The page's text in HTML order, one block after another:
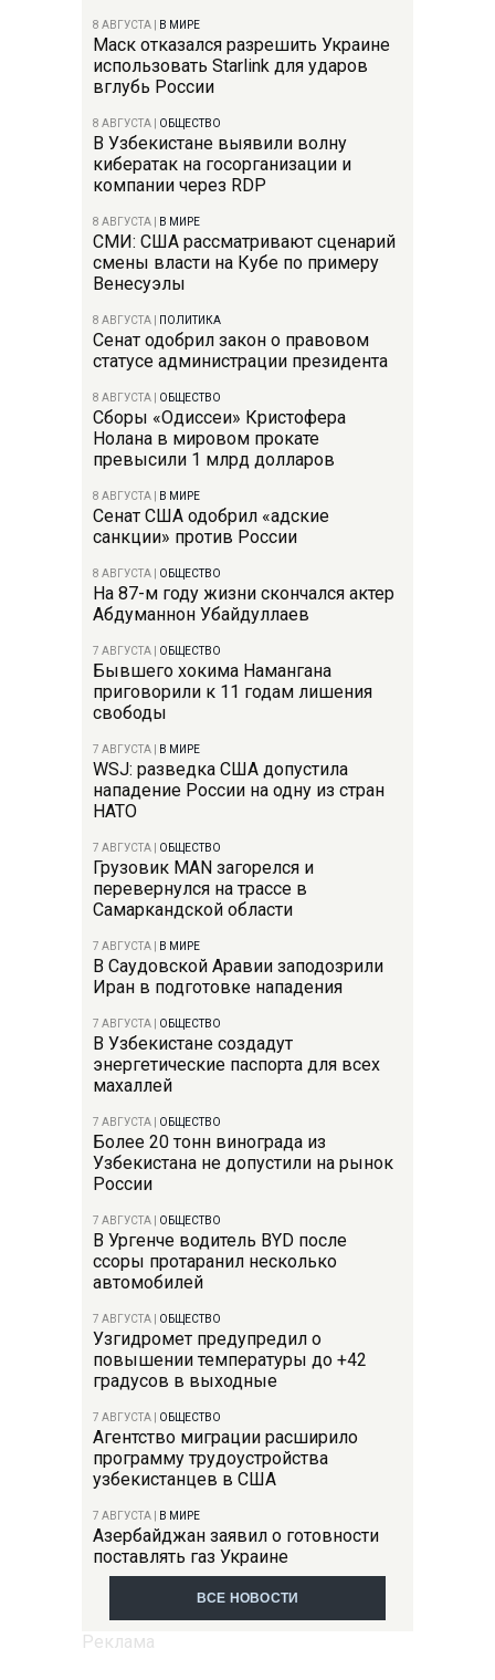
8 АВГУСТА В МИРЕ
Маск отказался разрешить Украине
использовать Starlink для ударов
вглубь России
8 АВГУСТА ОБЩЕСТВО
В Узбекистане выявили волну
кибератак на госорганизации и
компании через RDP
8 АВГУСТА В МИРЕ
СМИ: США рассматривают сценарий
смены власти на Кубе по примеру
Венесуэлы
8 АВГУСТА ПОЛИТИКА
Сенат одобрил закон о правовом
статусе администрации президента
8 АВГУСТА ОБЩЕСТВО
Сборы «Одиссеи» Кристофера
Нолана в мировом прокате
превысили 1 млрд долларов
8 АВГУСТА В МИРЕ
Сенат США одобрил «адские
санкции» против России
8 АВГУСТА ОБЩЕСТВО
На 87-м году жизни скончался актер
Абдуманнон Убайдуллаев
7 АВГУСТА ОБЩЕСТВО
Бывшего хокима Намангана
приговорили к 11 годам лишения
свободы
7 АВГУСТА В МИРЕ
WSJ: разведка США допустила
нападение России на одну из стран
НАТО
7 АВГУСТА ОБЩЕСТВО
Грузовик MAN загорелся и
перевернулся на трассе в
Самаркандской области
7 АВГУСТА В МИРЕ
В Саудовской Аравии заподозрили
Иран в подготовке нападения
7 АВГУСТА ОБЩЕСТВО
В Узбекистане создадут
энергетические паспорта для всех
махаллей
7 АВГУСТА ОБЩЕСТВО
Более 20 тонн винограда из
Узбекистана не допустили на рынок
России
7 АВГУСТА ОБЩЕСТВО
В Ургенче водитель BYD после
ссоры протаранил несколько
автомобилей
7 АВГУСТА ОБЩЕСТВО
Узгидромет предупредил о
повышении температуры до +42
градусов в выходные
7 АВГУСТА ОБЩЕСТВО
Агентство миграции расширило
программу трудоустройства
узбекистанцев в США
7 АВГУСТА В МИРЕ
Азербайджан заявил о готовности
поставлять газ Украине
ВСЕ НОВОСТИ